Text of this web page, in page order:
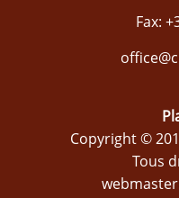
Fax:
Copyright ©
Tous